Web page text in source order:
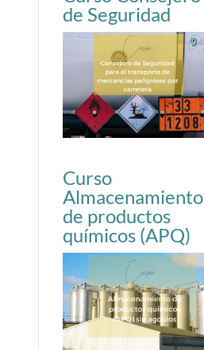
de Seguridad
Curso
Almacenamiento
de productos
químicos (APQ)